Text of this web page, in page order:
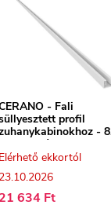
- Fali
profil
- 8
mm - fehér - 200 cm
Elérhető ekkortól
23.10.2026
21 634 Ft